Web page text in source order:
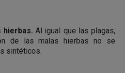
hierbas. Al igual que las plagas,
de las malas hierbas no se
sintéticos.